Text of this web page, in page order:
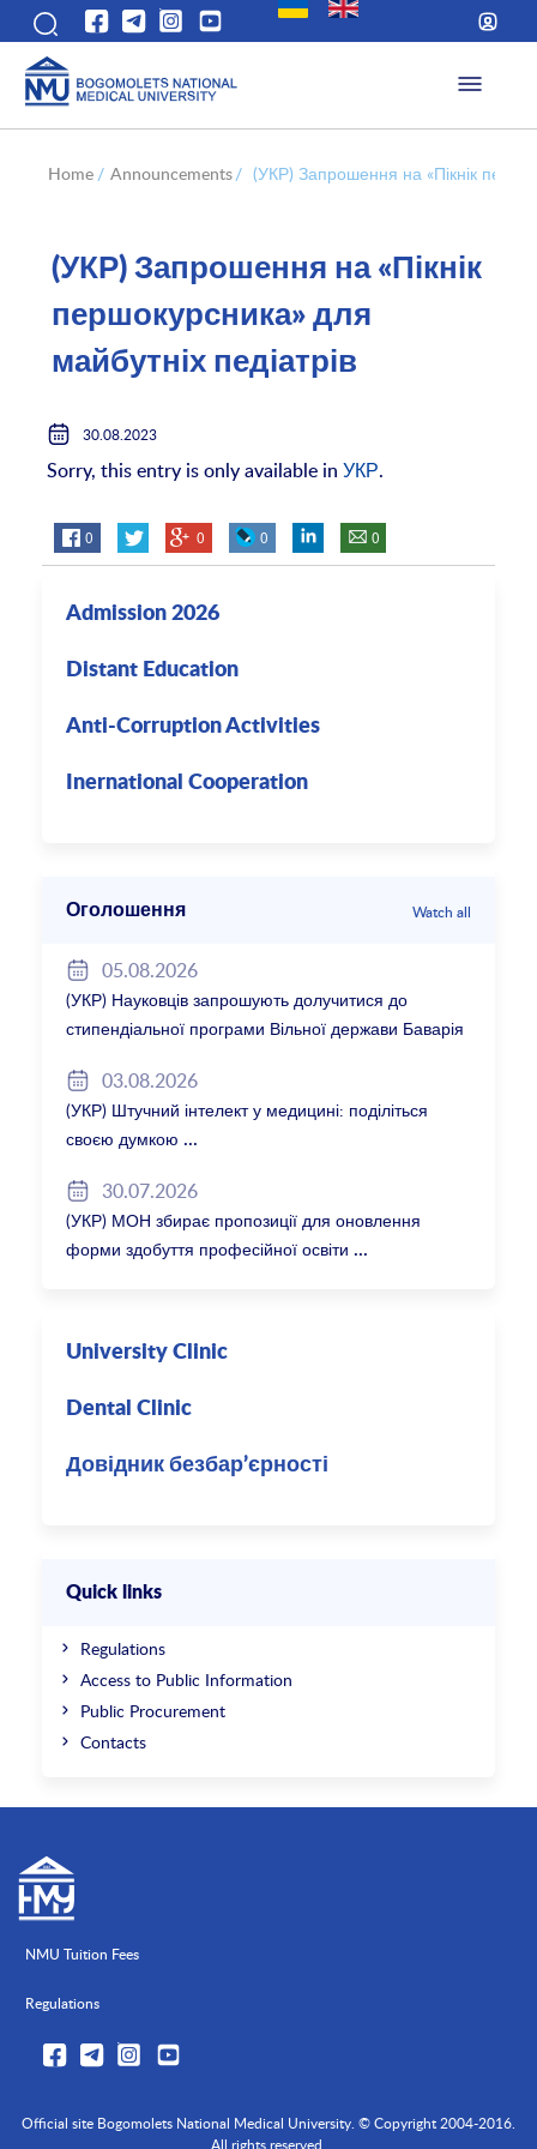
Home / Announcements/ (УКР) Запрошення на «Пікнік
(УКР) Запрошення на «Пікнік
першокурсника» для
майбутніх педіатрів
30.08.2023
Sorry, this entry is only available inУКР.
0 0 0 0
Admission 2026
Distant Education
Anti-Corruption Activities
Inernational Cooperation
Оголошення Watch all
05.08.2026
(УКР) Науковців запрошують долучитися до
стипендіальної програми Вільної держави Баварія
03.08.2026
(УКР) Штучний інтелект у медицині: поділіться
своєю думкою
30.07.2026
(УКР) МОН збирає пропозиції для оновлення
форми здобуття професійної освіти
University Clinic
Dental Clinic
Довідник безбар’єрності
Quick links
Regulations
Access to Public Information
Public Procurement
Contacts
NMU Tuition Fees
Regulations
Official site Bogomolets National Medical University. © Copyright 2004-2016.
All rights reserved.